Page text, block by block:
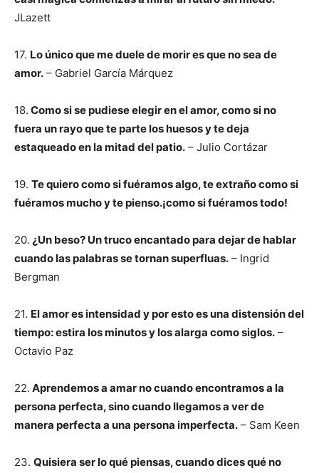
JLazett
17. Lo único que me duele de morir es que no sea de
amor. – Gabriel García Márquez
18. Como si se pudiese elegir en el amor, como si no
fuera un rayo que te parte los huesos y te deja
estaqueado en la mitad del patio. – Julio Cortázar
19. Te quiero como si fuéramos algo, te extraño como si
fuéramos mucho y te pienso.¡como si fuéramos todo!
20. ¿Un beso? Un truco encantado para dejar de hablar
cuando las palabras se tornan superfluas. – Ingrid
Bergman
21. El amor es intensidad y por esto es una distensión del
tiempo: estira los minutos y los alarga como siglos. –
Octavio Paz
22. Aprendemos a amar no cuando encontramos a la
persona perfecta, sino cuando llegamos a ver de
manera perfecta a una persona imperfecta. – Sam Keen
23. Quisiera ser lo qué piensas, cuando dices qué no